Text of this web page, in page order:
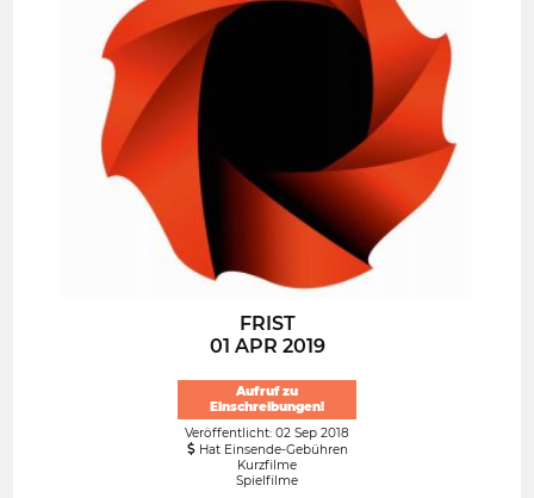
FRIST
01 APR 2019
Aufruf zu
Einschreibungen!
Veröffentlicht: 02 Sep 2018
Hat Einsende-Gebühren
Kurzfilme
Spielfilme